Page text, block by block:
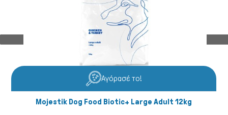
Αγόρασέ το!
Mojestik Dog Food Biotic+ Large Adult 12kg